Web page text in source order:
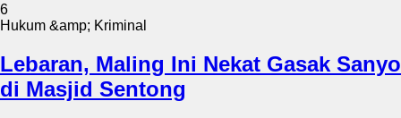
6
Hukum &amp; Kriminal
Lebaran, Maling Ini Nekat Gasak Sanyo
di Masjid Sentong